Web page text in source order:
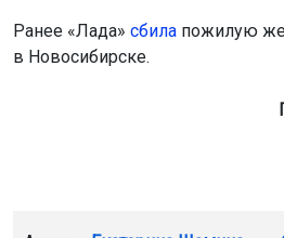
Ранее «Лада» сбила пожилую
в Новосибирске.